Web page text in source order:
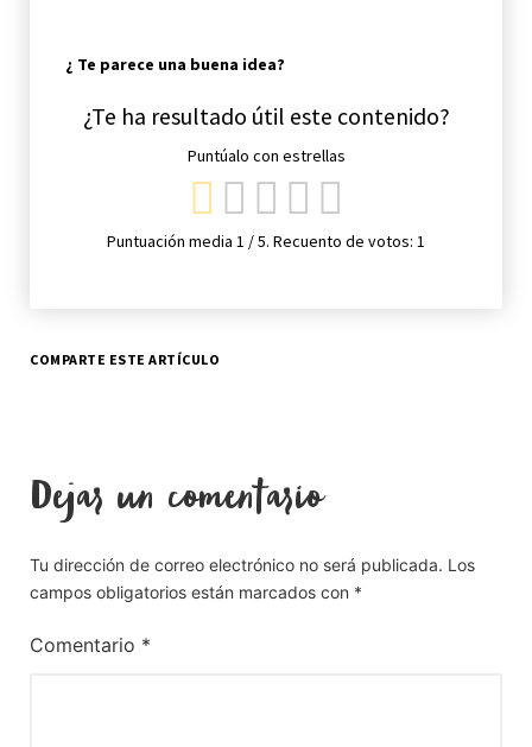
¿ Te parece una buena idea?
¿Te ha resultado útil este contenido?
Puntúalo con estrellas
Puntuación media 1 / 5. Recuento de votos: 1
COMPARTE ESTE ARTÍCULO
Dejar un comentario
Tu dirección de correo electrónico no será publicada. Los
campos obligatorios están marcados con *
Comentario *